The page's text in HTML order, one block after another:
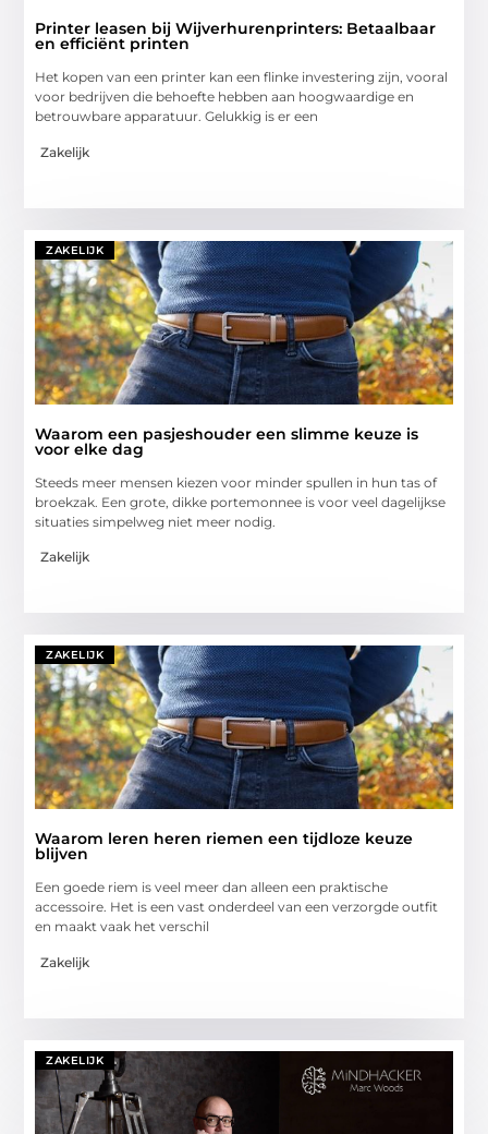
Printer leasen bij Wijverhurenprinters: Betaalbaar
en efficiënt printen
Het kopen van een printer kan een flinke investering zijn, vooral
voor bedrijven die behoefte hebben aan hoogwaardige en
betrouwbare apparatuur. Gelukkig is er een
Zakelijk
ZAKELIJK
Waarom een pasjeshouder een slimme keuze is
voor elke dag
Steeds meer mensen kiezen voor minder spullen in hun tas of
broekzak. Een grote, dikke portemonnee is voor veel dagelijkse
situaties simpelweg niet meer nodig.
Zakelijk
ZAKELIJK
Waarom leren heren riemen een tijdloze keuze
blijven
Een goede riem is veel meer dan alleen een praktische
accessoire. Het is een vast onderdeel van een verzorgde outfit
en maakt vaak het verschil
Zakelijk
ZAKELIJK